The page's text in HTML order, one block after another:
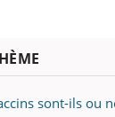
sont-ils ou
:
aborder...
c'est
même
...